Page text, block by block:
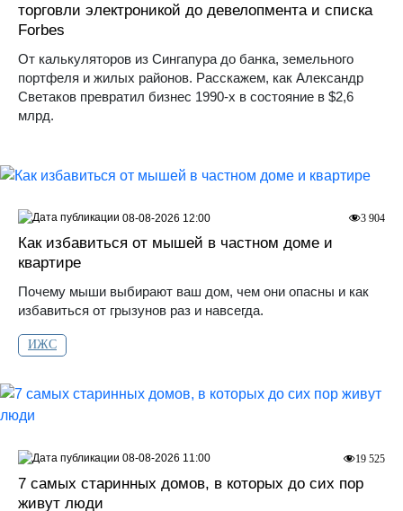
торговли электроникой до девелопмента и списка
Forbes
От калькуляторов из Сингапура до банка, земельного
портфеля и жилых районов. Расскажем, как Александр
Светаков превратил бизнес 1990-х в состояние в $2,6
млрд.
Как избавиться от мышей в частном доме и
квартире
Почему мыши выбирают ваш дом, чем они опасны и как
избавиться от грызунов раз и навсегда.
ИЖС
3 904
08-08-2026 12:00
7 самых старинных домов, в которых до сих пор
живут люди
19 525
08-08-2026 11:00